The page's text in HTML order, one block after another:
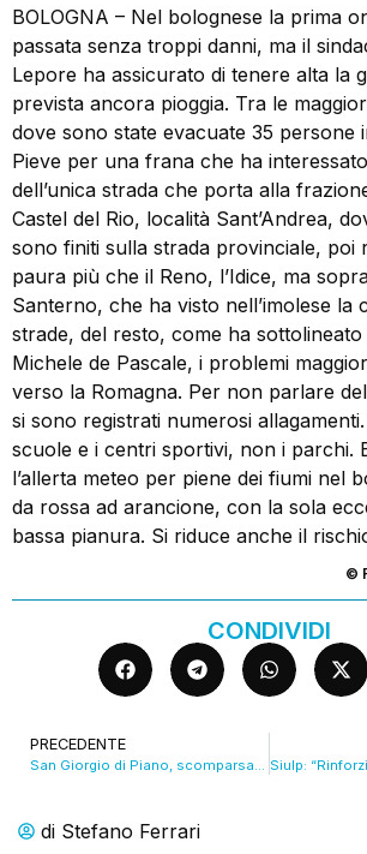
di Stefano Ferrari
BOLOGNA – Nel bolognese la prima
passata senza troppi danni, ma il
Lepore ha assicurato di tenere alta la
prevista ancora pioggia. Tra le
dove sono state evacuate 35 persone
Pieve per una frana che ha
dell’unica strada che porta alla
Castel del Rio, località Sant’Andrea,
sono finiti sulla strada provinciale, poi
paura più che il Reno, l’Idice, ma
Santerno, che ha visto nell’imolese la
strade, del resto, come ha
Michele de Pascale, i problemi
verso la Romagna. Per non parlare
si sono registrati numerosi
scuole e i centri sportivi, non i parchi.
l’allerta meteo per piene dei fiumi nel
da rossa ad arancione, con la sola
bassa pianura. Si riduce anche il
©
CONDIVIDI
PRECEDENTE
San Giorgio di Piano, scomparsa una ragazza di 21 anni